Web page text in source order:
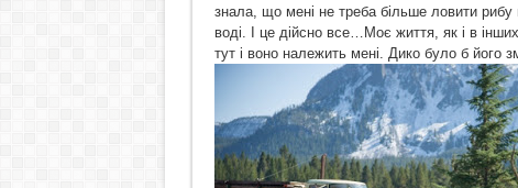
знала, що мені не треба більше ловити
воді. І це дійсно все…Моє життя, як і в
тут і воно належить мені. Дико було б його